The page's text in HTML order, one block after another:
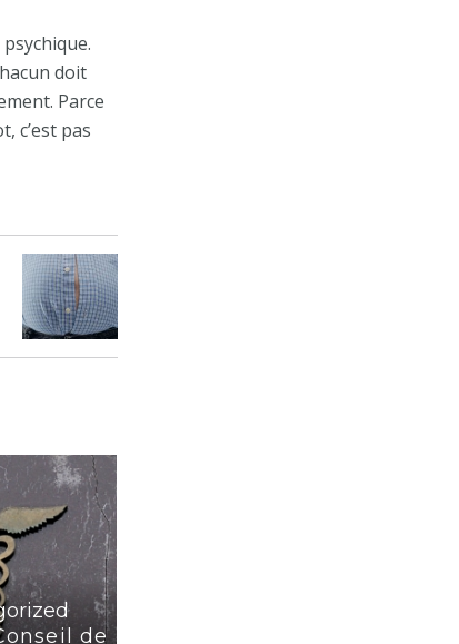
doit
Parce
c’est pas
de